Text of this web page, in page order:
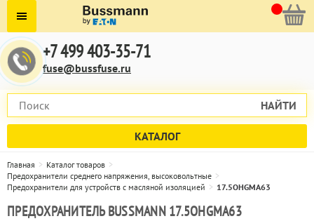
+7 499 403-35-71
fuse@bussfuse.ru
НАЙТИ
КАТАЛОГ
Главная
Каталог товаров
Предохранители среднего напряжения, высоковольтные
Предохранители для устройств с масляной изоляцией
17.5OHGMA63
ПРЕДОХРАНИТЕЛЬ BUSSMANN 17.5OHGMA63